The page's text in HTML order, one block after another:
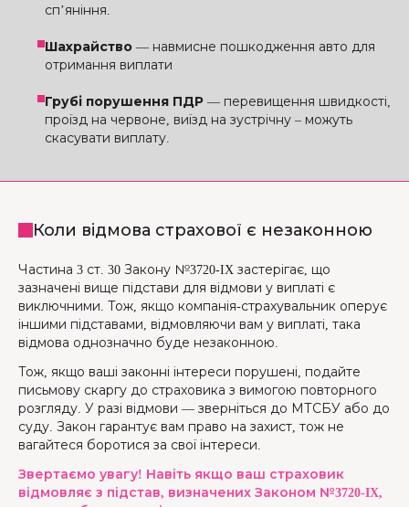
сп’яніння.
Шахрайство — навмисне пошкодження авто для
отримання виплати
Грубі порушення ПДР — перевищення швидкості,
проїзд на червоне, виїзд на зустрічну – можуть
скасувати виплату.
Коли відмова страхової є незаконною
Частина 3 ст. 30 Закону №3720-IX застерігає, що
зазначені вище підстави для відмови у виплаті є
виключними. Тож, якщо компанія-страхувальник оперує
іншими підставами, відмовляючи вам у виплаті, така
відмова однозначно буде незаконною.
Тож, якщо ваші законні інтереси порушені, подайте
письмову скаргу до страховика з вимогою повторного
розгляду. У разі відмови — зверніться до МТСБУ або до
суду. Закон гарантує вам право на захист, тож не
вагайтеся боротися за свої інтереси.
Звертаємо увагу! Навіть якщо ваш страховик
відмовляє з підстав, визначених Законом №3720-IX,